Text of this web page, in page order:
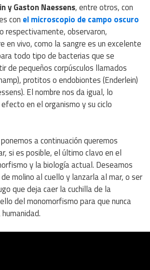
y Gaston Naessens, entre otros, con
con el microscopio de campo oscuro
respectivamente, observaron,
en vivo, como la sangre es un excelente
todo tipo de bacterias que se
de pequeños corpúsculos llamados
protitos o endobiontes (Enderlein)
El nombre nos da igual, lo
en el organismo y su ciclo
a continuación queremos
si es posible, el último clavo en el
y la biología actual. Deseamos
molino al cuello y lanzarla al mar, o ser
que deja caer la cuchilla de la
del monomorfismo para que nunca